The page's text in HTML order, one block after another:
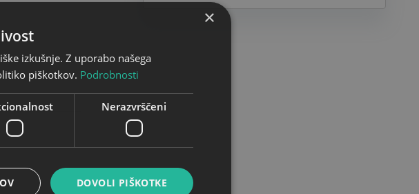
×
izkušnje. Z uporabo našega
piškotkov. Podrobnosti
Nerazvrščeni
DOVOLI PIŠKOTKE